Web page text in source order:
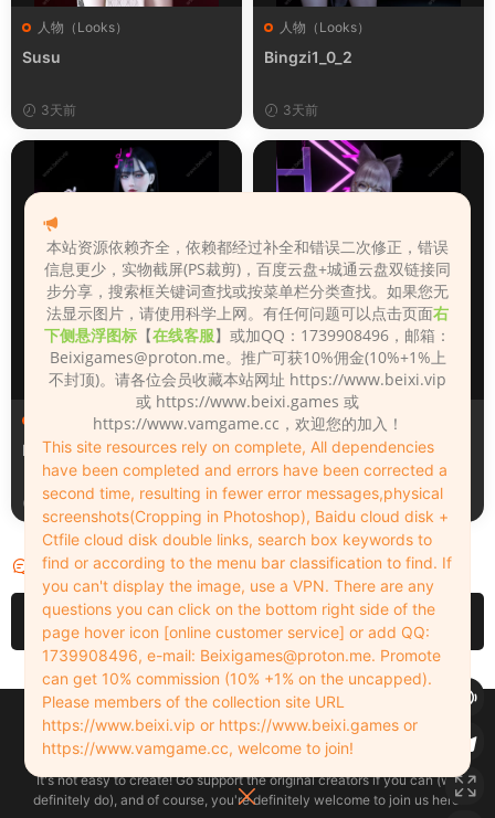
人物（Looks）
Susu
3天前
人物（Looks）
Bingzi1_0_2
3天前
人物（Looks）
Monica_2_2_2
3天前
人物（Looks）
Lizhen2025
4天前
评论 0
请先登录
Copyleft © 2022-2026 beixi.vip - All Rights Freedom！
创作不易！有能力的同学可以去支持一下原创作者（我们绝对支持），当然
了，您加入这里我们也绝对欢迎！
It's not easy to create! Go support the original creators if you can (we
definitely do), and of course, you're definitely welcome to join us here!
本站资源依赖齐全，依赖都经过补全和错误二次修正，错误
信息更少，实物截屏(PS裁剪)，百度云盘+城通云盘双链接同
步分享，搜索框关键词查找或按菜单栏分类查找。如果您无
法显示图片，请使用科学上网。有任何问题可以点击页面右
下侧悬浮图标 【在线客服】或加QQ：1739908496，邮箱：
Beixigames@proton.me。推广可获10%佣金(10%+1%上
不封顶)。请各位会员收藏本站网址 https://www.beixi.vip
或 https://www.beixi.games 或
https://www.vamgame.cc，欢迎您的加入！
This site resources rely on complete, All dependencies
have been completed and errors have been corrected a
second time, resulting in fewer error messages,physical
screenshots(Cropping in Photoshop), Baidu cloud disk +
Ctfile cloud disk double links, search box keywords to
find or according to the menu bar classification to find. If
you can't display the image, use a VPN. There are any
questions you can click on the bottom right side of the
page hover icon [online customer service] or add QQ:
1739908496, e-mail: Beixigames@proton.me. Promote
can get 10% commission (10% +1% on the uncapped).
Please members of the collection site URL
https://www.beixi.vip or https://www.beixi.games or
https://www.vamgame.cc, welcome to join!